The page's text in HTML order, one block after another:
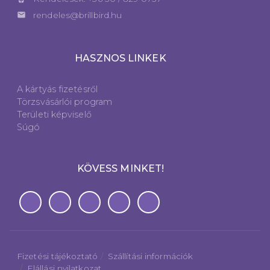
email rendeles@brillbird.hu
HASZNOS LINKEK
A kártyás fizetésről
Törzsvásárlói program
Területi képviselő
Súgó
KÖVESS MINKET!
Fizetési tájékoztató
Szállítási információk